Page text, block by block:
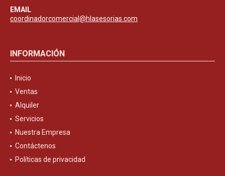
EMAIL
coordinadorcomercial@hlasesorias.com
INFORMACIÓN
Inicio
Ventas
Alquiler
Servicios
Nuestra Empresa
Contáctenos
Políticas de privacidad